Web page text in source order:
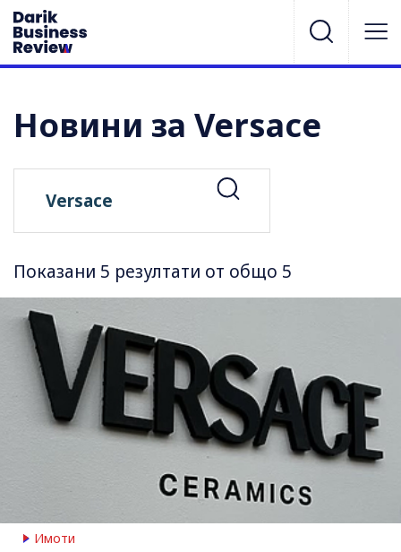
Новини за Versace
Показани 5 резултати от общо 5
Имоти